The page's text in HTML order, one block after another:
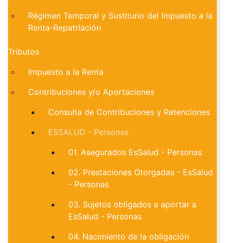
Régimen Temporal y Sustiturio del Impuesto a la
Renta-Repatriación
Tributos
Impuesto a la Renta
Contribuciones y/o Aportaciones
Consulta de Contribuciones y Retenciones
ESSALUD - Personas
01. Asegurados EsSalud - Personas
02. Prestaciones Otorgadas - EsSalud
- Personas
03. Sujetos obligados a aportar a
EsSalud - Personas
04. Nacimiento de la obligación